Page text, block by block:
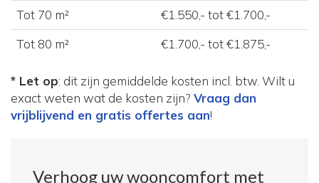
Tot 70 m²
€1.550,- tot €1.700,-
Tot 80 m²
€1.700,- tot €1.875,-
* Let op: dit zijn gemiddelde kosten incl. btw. Wilt u
exact weten wat de kosten zijn? Vraag dan
vrijblijvend en gratis offertes aan!
Verhoog uw wooncomfort met